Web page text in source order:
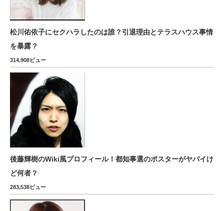
松川佑依子にセクハラしたのは誰？引退理由とテラスハウス事情
を暴露？
314,908ビュー
後藤輝樹のWiki風プロフィール！都知事選のポスターがヤバイけ
ど何者？
283,538ビュー